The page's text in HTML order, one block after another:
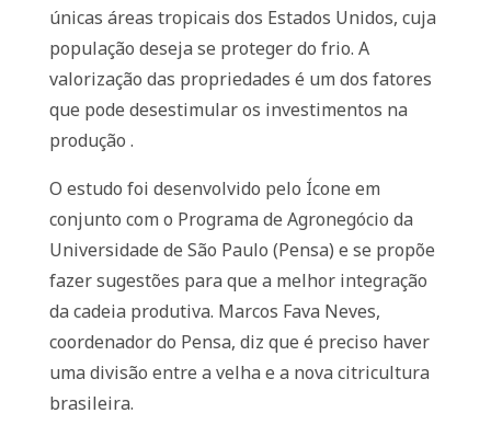
únicas áreas tropicais dos Estados Unidos, cuja
população deseja se proteger do frio. A
valorização das propriedades é um dos fatores
que pode desestimular os investimentos na
produção .
O estudo foi desenvolvido pelo Ícone em
conjunto com o Programa de Agronegócio da
Universidade de São Paulo (Pensa) e se propõe
fazer sugestões para que a melhor integração
da cadeia produtiva. Marcos Fava Neves,
coordenador do Pensa, diz que é preciso haver
uma divisão entre a velha e a nova citricultura
brasileira.